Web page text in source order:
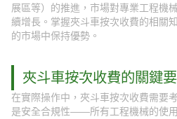
展區等）的推進，市場對專業工程機
續增長。掌握夾斗車按次收費的相關
的市場中保持優勢。
夾斗車按次收費的關鍵
在實際操作中，夾斗車按次收費需要
是安全合規性——所有工程機械的使